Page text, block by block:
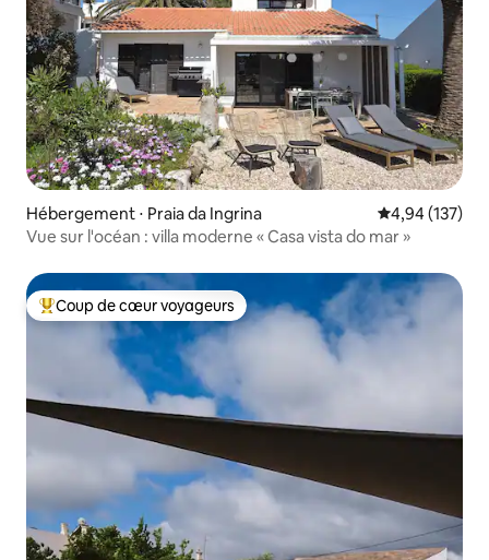
Hébergement ⋅ Praia da Ingrina Évaluation
4,94 (137)
Vue sur l'océan : villa moderne « Casa vista do mar »
Coups de cœur voyageurs les plus appréciés
Coup de cœur voyageurs